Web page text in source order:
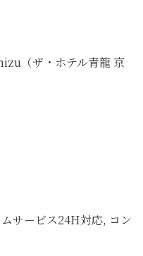
（ザ・ホテル青龍 京
サービス24H対応, コン